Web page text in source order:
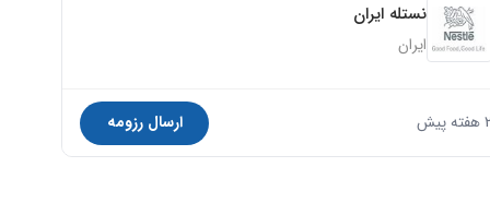
نستله ایران
ایران
پیش ارسال رزومه